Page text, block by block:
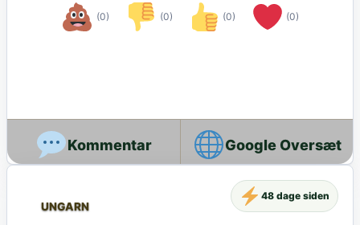
(0) (0) (0) (0)
Google Oversæt
UNGARN
48 dage siden